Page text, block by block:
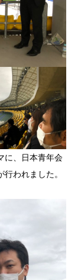
に、日本青年会
われました。